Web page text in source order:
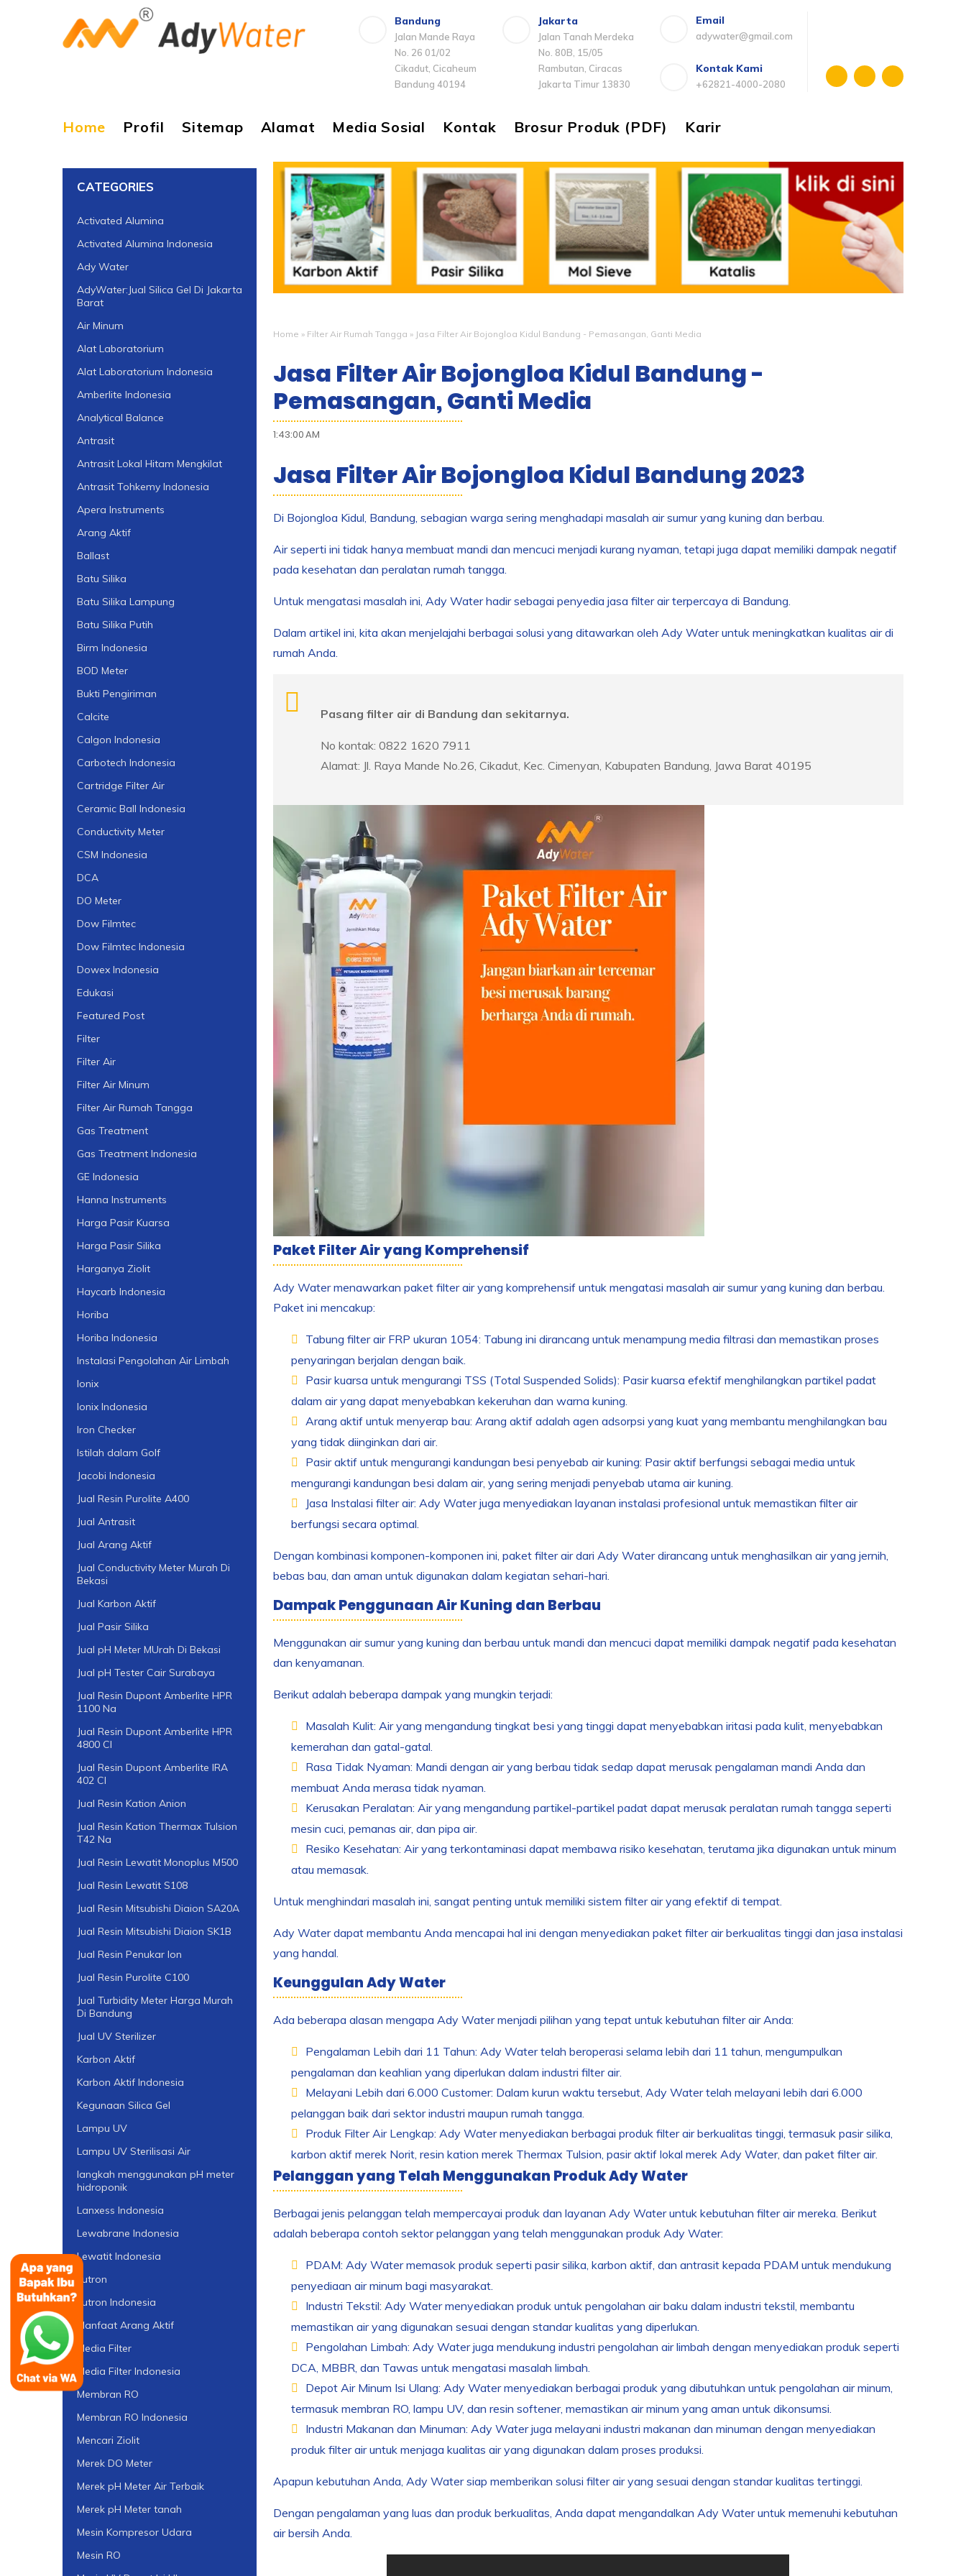
Bandung
Jalan Mande Raya
No. 26 01/02
Cikadut, Cicaheum
Bandung 40194
Jakarta
Jalan Tanah Merdeka
No. 80B, 15/05
Rambutan, Ciracas
Jakarta Timur 13830
Email
adywater@gmail.com
Kontak Kami
+62821-4000-2080
Home Profil Sitemap Alamat Media Sosial Kontak Brosur Produk (PDF) Karir
Home » Filter Air Rumah Tangga » Jasa Filter Air Bojongloa Kidul Bandung - Pemasangan, Ganti Media
Jasa Filter Air Bojongloa Kidul Bandung -
Pemasangan, Ganti Media
1:43:00 AM
Jasa Filter Air Bojongloa Kidul Bandung 2023
Di Bojongloa Kidul, Bandung, sebagian warga sering menghadapi masalah air sumur yang kuning dan berbau.
Air seperti ini tidak hanya membuat mandi dan mencuci menjadi kurang nyaman, tetapi juga dapat memiliki dampak negatif
pada kesehatan dan peralatan rumah tangga.
Untuk mengatasi masalah ini, Ady Water hadir sebagai penyedia jasa filter air terpercaya di Bandung.
Dalam artikel ini, kita akan menjelajahi berbagai solusi yang ditawarkan oleh Ady Water untuk meningkatkan kualitas air di
rumah Anda.
Pasang filter air di Bandung dan sekitarnya.
No kontak: 0822 1620 7911
Alamat: Jl. Raya Mande No.26, Cikadut, Kec. Cimenyan, Kabupaten Bandung, Jawa Barat 40195
Paket Filter Air yang Komprehensif
Ady Water menawarkan paket filter air yang komprehensif untuk mengatasi masalah air sumur yang kuning dan berbau.
Paket ini mencakup:
Tabung filter air FRP ukuran 1054: Tabung ini dirancang untuk menampung media filtrasi dan memastikan proses
penyaringan berjalan dengan baik.
Pasir kuarsa untuk mengurangi TSS (Total Suspended Solids): Pasir kuarsa efektif menghilangkan partikel padat
dalam air yang dapat menyebabkan kekeruhan dan warna kuning.
Arang aktif untuk menyerap bau: Arang aktif adalah agen adsorpsi yang kuat yang membantu menghilangkan bau
yang tidak diinginkan dari air.
Pasir aktif untuk mengurangi kandungan besi penyebab air kuning: Pasir aktif berfungsi sebagai media untuk
mengurangi kandungan besi dalam air, yang sering menjadi penyebab utama air kuning.
Jasa Instalasi filter air: Ady Water juga menyediakan layanan instalasi profesional untuk memastikan filter air
berfungsi secara optimal.
Dengan kombinasi komponen-komponen ini, paket filter air dari Ady Water dirancang untuk menghasilkan air yang jernih,
bebas bau, dan aman untuk digunakan dalam kegiatan sehari-hari.
Dampak Penggunaan Air Kuning dan Berbau
Menggunakan air sumur yang kuning dan berbau untuk mandi dan mencuci dapat memiliki dampak negatif pada kesehatan
dan kenyamanan.
Berikut adalah beberapa dampak yang mungkin terjadi:
Masalah Kulit: Air yang mengandung tingkat besi yang tinggi dapat menyebabkan iritasi pada kulit, menyebabkan
kemerahan dan gatal-gatal.
Rasa Tidak Nyaman: Mandi dengan air yang berbau tidak sedap dapat merusak pengalaman mandi Anda dan
membuat Anda merasa tidak nyaman.
Kerusakan Peralatan: Air yang mengandung partikel-partikel padat dapat merusak peralatan rumah tangga seperti
mesin cuci, pemanas air, dan pipa air.
Resiko Kesehatan: Air yang terkontaminasi dapat membawa risiko kesehatan, terutama jika digunakan untuk minum
atau memasak.
Untuk menghindari masalah ini, sangat penting untuk memiliki sistem filter air yang efektif di tempat.
Ady Water dapat membantu Anda mencapai hal ini dengan menyediakan paket filter air berkualitas tinggi dan jasa instalasi
yang handal.
Keunggulan Ady Water
Ada beberapa alasan mengapa Ady Water menjadi pilihan yang tepat untuk kebutuhan filter air Anda:
Pengalaman Lebih dari 11 Tahun: Ady Water telah beroperasi selama lebih dari 11 tahun, mengumpulkan
pengalaman dan keahlian yang diperlukan dalam industri filter air.
Melayani Lebih dari 6.000 Customer: Dalam kurun waktu tersebut, Ady Water telah melayani lebih dari 6.000
pelanggan baik dari sektor industri maupun rumah tangga.
Produk Filter Air Lengkap: Ady Water menyediakan berbagai produk filter air berkualitas tinggi, termasuk pasir silika,
karbon aktif merek Norit, resin kation merek Thermax Tulsion, pasir aktif lokal merek Ady Water, dan paket filter air.
Pelanggan yang Telah Menggunakan Produk Ady Water
Berbagai jenis pelanggan telah mempercayai produk dan layanan Ady Water untuk kebutuhan filter air mereka. Berikut
adalah beberapa contoh sektor pelanggan yang telah menggunakan produk Ady Water:
PDAM: Ady Water memasok produk seperti pasir silika, karbon aktif, dan antrasit kepada PDAM untuk mendukung
penyediaan air minum bagi masyarakat.
Industri Tekstil: Ady Water menyediakan produk untuk pengolahan air baku dalam industri tekstil, membantu
memastikan air yang digunakan sesuai dengan standar kualitas yang diperlukan.
Pengolahan Limbah: Ady Water juga mendukung industri pengolahan air limbah dengan menyediakan produk seperti
DCA, MBBR, dan Tawas untuk mengatasi masalah limbah.
Depot Air Minum Isi Ulang: Ady Water menyediakan berbagai produk yang dibutuhkan untuk pengolahan air minum,
termasuk membran RO, lampu UV, dan resin softener, memastikan air minum yang aman untuk dikonsumsi.
Industri Makanan dan Minuman: Ady Water juga melayani industri makanan dan minuman dengan menyediakan
produk filter air untuk menjaga kualitas air yang digunakan dalam proses produksi.
Apapun kebutuhan Anda, Ady Water siap memberikan solusi filter air yang sesuai dengan standar kualitas tertinggi.
Dengan pengalaman yang luas dan produk berkualitas, Anda dapat mengandalkan Ady Water untuk memenuhi kebutuhan
air bersih Anda.
CATEGORIES
Activated Alumina
Activated Alumina Indonesia
Ady Water
AdyWater:Jual Silica Gel Di Jakarta
Barat
Air Minum
Alat Laboratorium
Alat Laboratorium Indonesia
Amberlite Indonesia
Analytical Balance
Antrasit
Antrasit Lokal Hitam Mengkilat
Antrasit Tohkemy Indonesia
Apera Instruments
Arang Aktif
Ballast
Batu Silika
Batu Silika Lampung
Batu Silika Putih
Birm Indonesia
BOD Meter
Bukti Pengiriman
Calcite
Calgon Indonesia
Carbotech Indonesia
Cartridge Filter Air
Ceramic Ball Indonesia
Conductivity Meter
CSM Indonesia
DCA
DO Meter
Dow Filmtec
Dow Filmtec Indonesia
Dowex Indonesia
Edukasi
Featured Post
Filter
Filter Air
Filter Air Minum
Filter Air Rumah Tangga
Gas Treatment
Gas Treatment Indonesia
GE Indonesia
Hanna Instruments
Harga Pasir Kuarsa
Harga Pasir Silika
Harganya Ziolit
Haycarb Indonesia
Horiba
Horiba Indonesia
Instalasi Pengolahan Air Limbah
Ionix
Ionix Indonesia
Iron Checker
Istilah dalam Golf
Jacobi Indonesia
Jual Resin Purolite A400
Jual Antrasit
Jual Arang Aktif
Jual Conductivity Meter Murah Di
Bekasi
Jual Karbon Aktif
Jual Pasir Silika
Jual pH Meter MUrah Di Bekasi
Jual pH Tester Cair Surabaya
Jual Resin Dupont Amberlite HPR
1100 Na
Jual Resin Dupont Amberlite HPR
4800 Cl
Jual Resin Dupont Amberlite IRA
402 Cl
Jual Resin Kation Anion
Jual Resin Kation Thermax Tulsion
T42 Na
Jual Resin Lewatit Monoplus M500
Jual Resin Lewatit S108
Jual Resin Mitsubishi Diaion SA20A
Jual Resin Mitsubishi Diaion SK1B
Jual Resin Penukar Ion
Jual Resin Purolite C100
Jual Turbidity Meter Harga Murah
Di Bandung
Jual UV Sterilizer
Karbon Aktif
Karbon Aktif Indonesia
Kegunaan Silica Gel
Lampu UV
Lampu UV Sterilisasi Air
langkah menggunakan pH meter
hidroponik
Lanxess Indonesia
Lewabrane Indonesia
Lewatit Indonesia
Lutron
Lutron Indonesia
Manfaat Arang Aktif
Media Filter
Media Filter Indonesia
Membran RO
Membran RO Indonesia
Mencari Ziolit
Merek DO Meter
Merek pH Meter Air Terbaik
Merek pH Meter tanah
Mesin Kompresor Udara
Mesin RO